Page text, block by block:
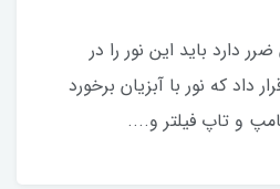
دارد باید این نور را در
داد که نور با آبزیان برخورد
و تاپ فیلتر و....